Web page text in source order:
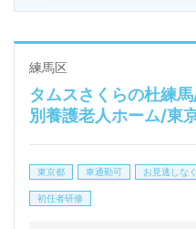
ラスの施設数を誇り、ワ
ご提供。資格支援制度や
『入社してよかった！』
◎ユニットケアで『いつ
る事業所様！◎
練馬区
タムスさくらの杜練
別養護老人ホーム/東
東京都 車通勤可 お見逃しな
初任者研修